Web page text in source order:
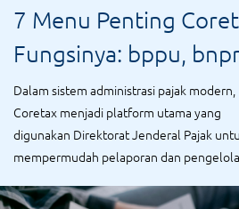
7 Menu Penting
Fungsinya: bppu, bnpr, bp21, bpa1,
bpa2
Dalam sistem administrasi pajak modern,
Coretax menjadi platform utama yang
digunakan Direktorat Jenderal Pajak
mempermudah pelaporan dan